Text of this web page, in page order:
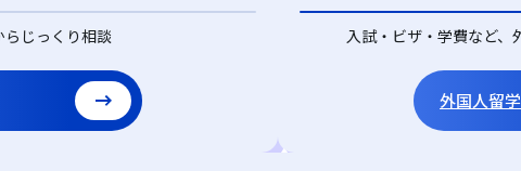
じっくり相談 入試・ビザ・学費など
外国人留